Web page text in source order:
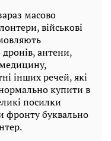
масово
військові
антени,
медицину,
інших речей, які
купити в
посилки
фронту буквально